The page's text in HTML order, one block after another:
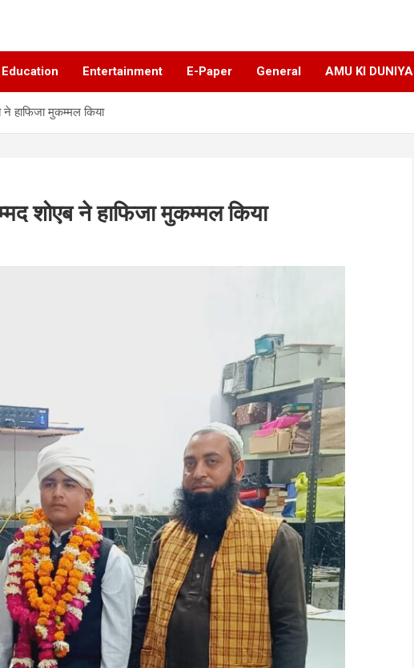
Education Entertainment E-Paper General AMU KI DUNIYA
ने हाफिजा मुकम्मल किया
शोएब ने हाफिजा मुकम्मल किया